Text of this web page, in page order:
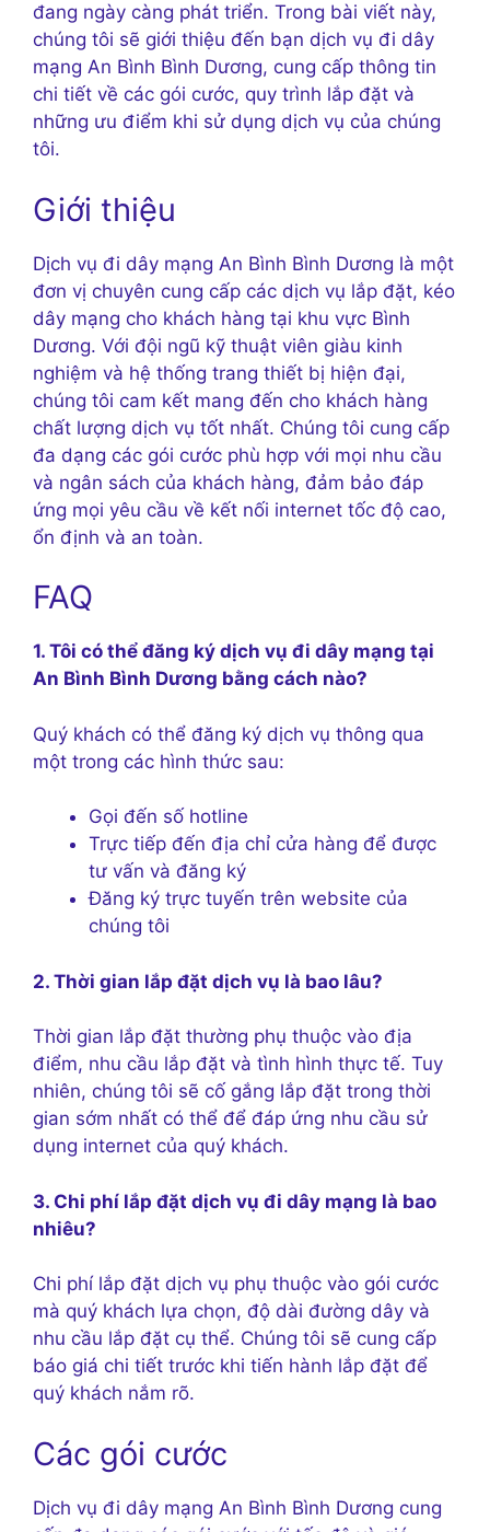
đang ngày càng phát triển. Trong bài viết này,
chúng tôi sẽ giới thiệu đến bạn dịch vụ đi dây
mạng An Bình Bình Dương, cung cấp thông tin
chi tiết về các gói cước, quy trình lắp đặt và
những ưu điểm khi sử dụng dịch vụ của chúng
tôi.
Giới thiệu
Dịch vụ đi dây mạng An Bình Bình Dương là một
đơn vị chuyên cung cấp các dịch vụ lắp đặt, kéo
dây mạng cho khách hàng tại khu vực Bình
Dương. Với đội ngũ kỹ thuật viên giàu kinh
nghiệm và hệ thống trang thiết bị hiện đại,
chúng tôi cam kết mang đến cho khách hàng
chất lượng dịch vụ tốt nhất. Chúng tôi cung cấp
đa dạng các gói cước phù hợp với mọi nhu cầu
và ngân sách của khách hàng, đảm bảo đáp
ứng mọi yêu cầu về kết nối internet tốc độ cao,
ổn định và an toàn.
FAQ
1. Tôi có thể đăng ký dịch vụ đi dây mạng tại
An Bình Bình Dương bằng cách nào?
Quý khách có thể đăng ký dịch vụ thông qua
một trong các hình thức sau:
Gọi đến số hotline
Trực tiếp đến địa chỉ cửa hàng để được
tư vấn và đăng ký
Đăng ký trực tuyến trên website của
chúng tôi
2. Thời gian lắp đặt dịch vụ là bao lâu?
Thời gian lắp đặt thường phụ thuộc vào địa
điểm, nhu cầu lắp đặt và tình hình thực tế. Tuy
nhiên, chúng tôi sẽ cố gắng lắp đặt trong thời
gian sớm nhất có thể để đáp ứng nhu cầu sử
dụng internet của quý khách.
3. Chi phí lắp đặt dịch vụ đi dây mạng là bao
nhiêu?
Chi phí lắp đặt dịch vụ phụ thuộc vào gói cước
mà quý khách lựa chọn, độ dài đường dây và
nhu cầu lắp đặt cụ thể. Chúng tôi sẽ cung cấp
báo giá chi tiết trước khi tiến hành lắp đặt để
quý khách nắm rõ.
Các gói cước
Dịch vụ đi dây mạng An Bình Bình Dương cung